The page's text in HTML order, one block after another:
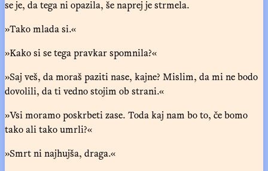
se je, da tega ni opazila, še naprej je strmela.
»Tako mlada si.«
»Kako si se tega pravkar spomnila?«
»Saj veš, da moraš paziti nase, kajne? Mislim, da mi ne bodo
dovolili, da ti vedno stojim ob strani.«
»Vsi moramo poskrbeti zase. Toda kaj nam bo to, če bomo
tako ali tako umrli?«
»Smrt ni najhujša, draga.«